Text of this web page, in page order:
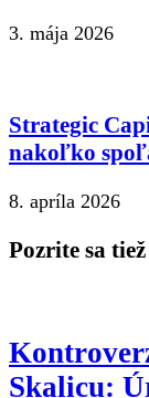
3. mája 2026
Strategic
nakoľko
8. apríla 2026
Pozrite sa tiež
Skalicu: